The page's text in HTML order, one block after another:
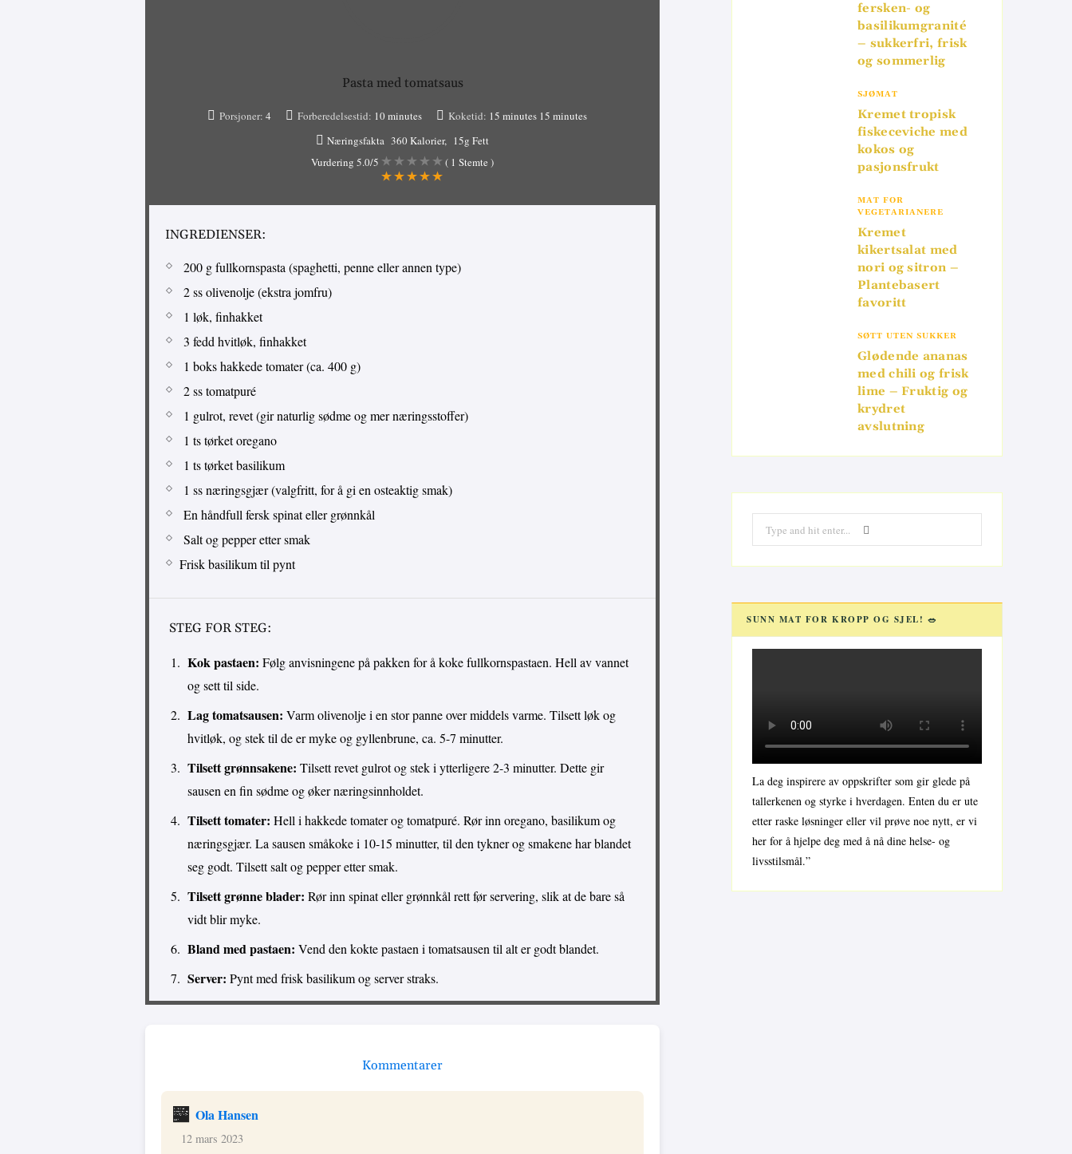
Pasta med tomatsaus
Porsjoner: 4 Forberedelsestid: 10 minutes Koketid: 15 minutes 15 minutes
Næringsfakta 360 Kalorier
15g Fett
Vurdering 5.0/5 ( 1 Stemte )
INGREDIENSER:
200 g fullkornspasta (spaghetti, penne eller annen type)
2 ss olivenolje (ekstra jomfru)
1 løk, finhakket
3 fedd hvitløk, finhakket
1 boks hakkede tomater (ca. 400 g)
2 ss tomatpuré
1 gulrot, revet (gir naturlig sødme og mer næringsstoffer)
1 ts tørket oregano
1 ts tørket basilikum
1 ss næringsgjær (valgfritt, for å gi en osteaktig smak)
En håndfull fersk spinat eller grønnkål
Salt og pepper etter smak
Frisk basilikum til pynt
STEG FOR STEG:
Kok pastaen: Følg anvisningene på pakken for å koke fullkornspastaen. Hell av vannet
og sett til side.
Lag tomatsausen: Varm olivenolje i en stor panne over middels varme. Tilsett løk og
hvitløk, og stek til de er myke og gyllenbrune, ca. 5-7 minutter.
Tilsett grønnsakene: Tilsett revet gulrot og stek i ytterligere 2-3 minutter. Dette gir
sausen en fin sødme og øker næringsinnholdet.
Tilsett tomater: Hell i hakkede tomater og tomatpuré. Rør inn oregano, basilikum og
næringsgjær. La sausen småkoke i 10-15 minutter, til den tykner og smakene har blandet
seg godt. Tilsett salt og pepper etter smak.
Tilsett grønne blader: Rør inn spinat eller grønnkål rett før servering, slik at de bare så
vidt blir myke.
Bland med pastaen: Vend den kokte pastaen i tomatsausen til alt er godt blandet.
Server: Pynt med frisk basilikum og server straks.
Kommentarer
Ola Hansen
12 mars 2023
fersken- og
basilikumgranité
– sukkerfri, frisk
og sommerlig
SJØMAT
Kremet tropisk
fiskeceviche med
kokos og
pasjonsfrukt
MAT FOR
VEGETARIANERE
Kremet
kikertsalat med
nori og sitron –
Plantebasert
favoritt
SØTT UTEN SUKKER
Glødende ananas
med chili og frisk
lime – Fruktig og
krydret
avslutning
for:
SUNN MAT FOR KROPP OG SJEL! 🥗
La deg inspirere av oppskrifter som gir glede på
tallerkenen og styrke i hverdagen. Enten du er ute
etter raske løsninger eller vil prøve noe nytt, er vi
her for å hjelpe deg med å nå dine helse- og
livsstilsmål.”